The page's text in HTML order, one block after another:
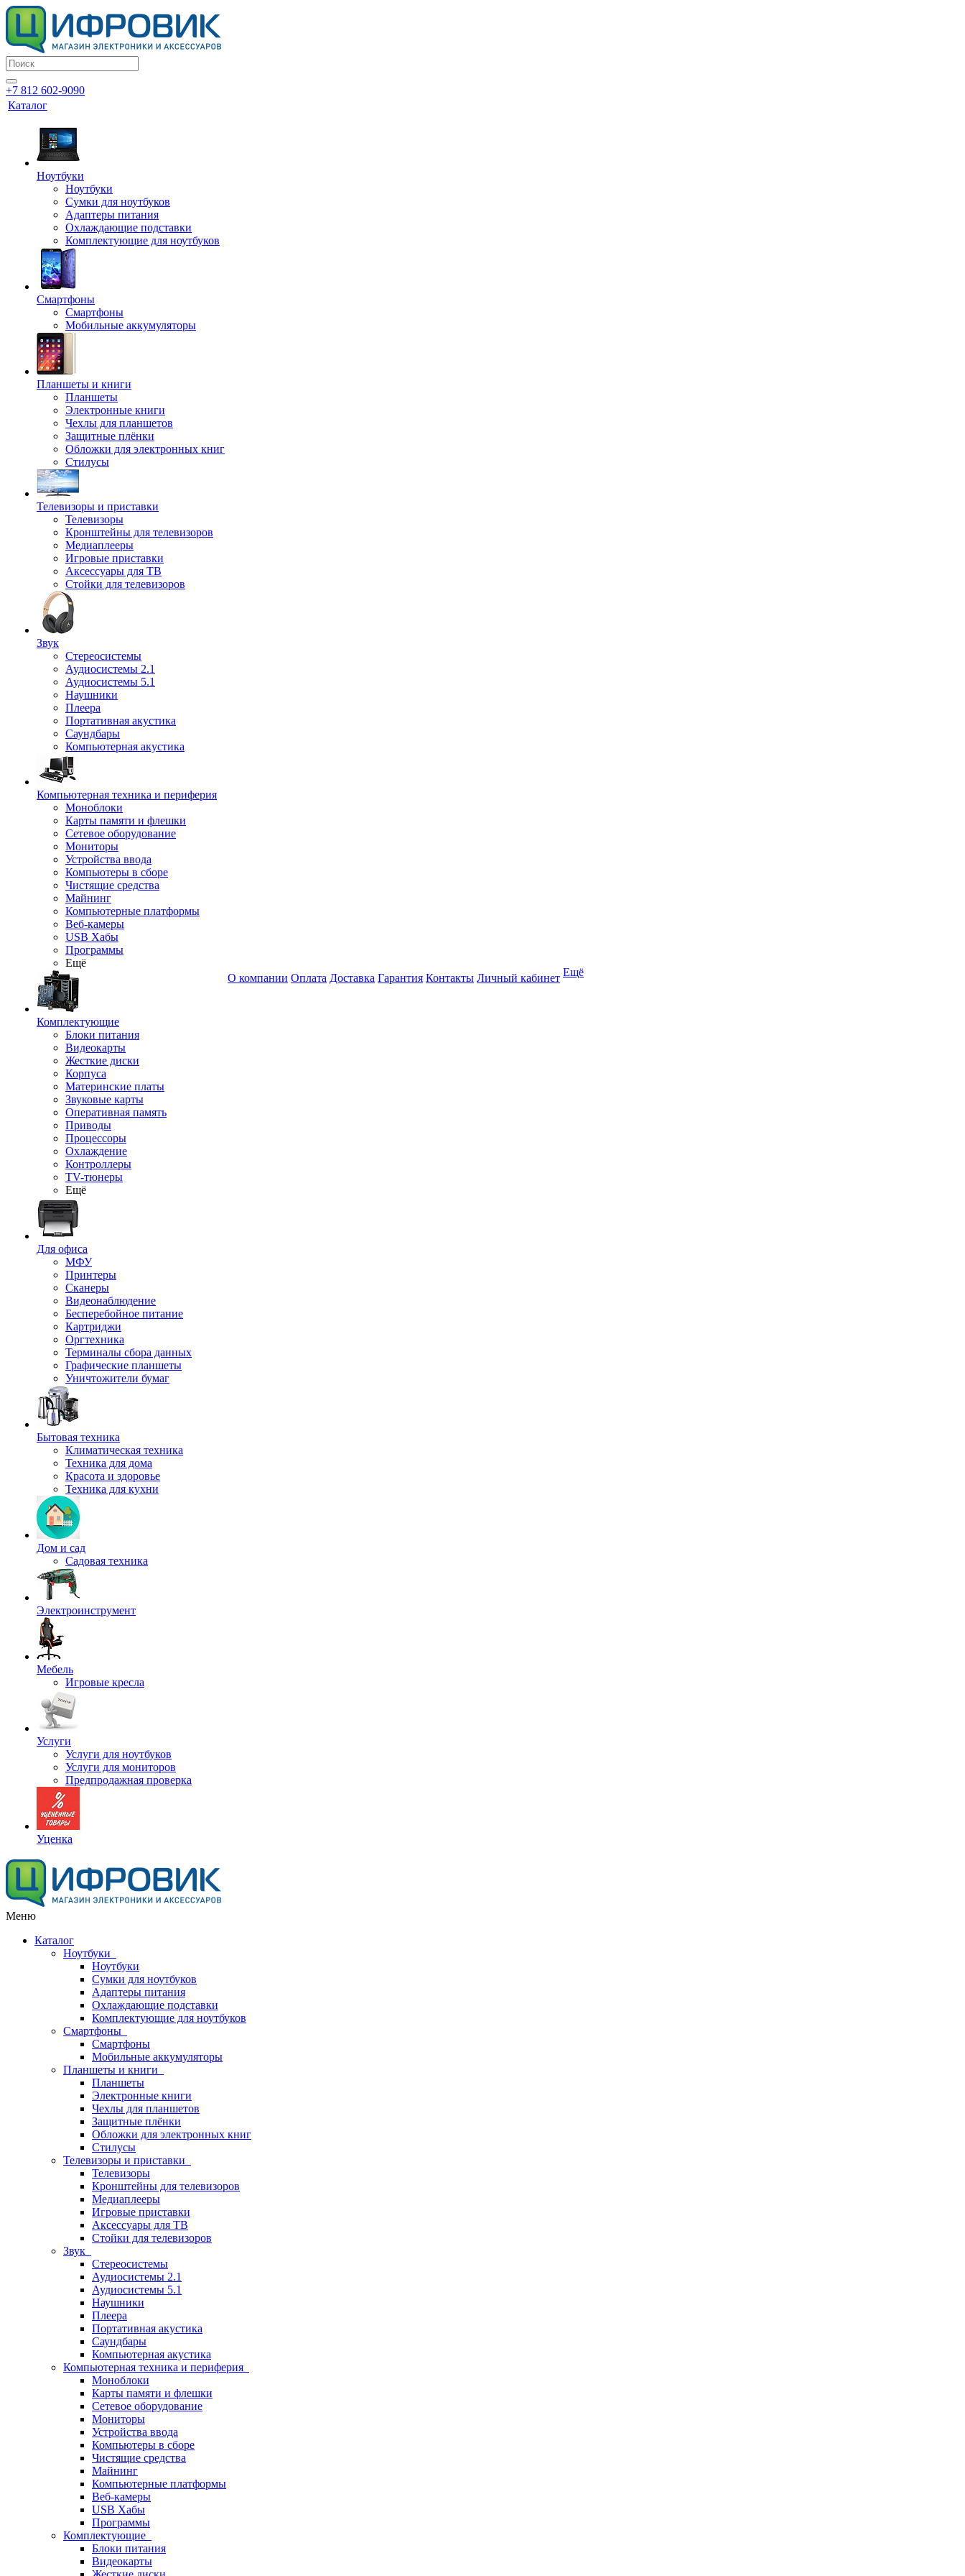
+7 812 602-9090
Каталог
Ноутбуки
Ноутбуки
Сумки для ноутбуков
Адаптеры питания
Охлаждающие подставки
Комплектующие для ноутбуков
Смартфоны
Смартфоны
Мобильные аккумуляторы
Планшеты и книги
Планшеты
Электронные книги
Чехлы для планшетов
Защитные плёнки
Обложки для электронных книг
Стилусы
Телевизоры и приставки
Телевизоры
Кронштейны для телевизоров
Медиаплееры
Игровые приставки
Аксессуары для ТВ
Стойки для телевизоров
Звук
Стереосистемы
Аудиосистемы 2.1
Аудиосистемы 5.1
Наушники
Плеера
Портативная акустика
Саундбары
Компьютерная акустика
Компьютерная техника и периферия
Моноблоки
Карты памяти и флешки
Сетевое оборудование
Мониторы
Устройства ввода
Компьютеры в сборе
Чистящие средства
Майнинг
Компьютерные платформы
Веб-камеры
USB Хабы
Программы
Ещё
Комплектующие
Блоки питания
Видеокарты
Жесткие диски
Корпуса
Материнские платы
Звуковые карты
Оперативная память
Приводы
Процессоры
Охлаждение
Контроллеры
TV-тюнеры
Ещё
Для офиса
МФУ
Принтеры
Сканеры
Видеонаблюдение
Бесперебойное питание
Картриджи
Оргтехника
Терминалы сбора данных
Графические планшеты
Уничтожители бумаг
Бытовая техника
Климатическая техника
Техника для дома
Красота и здоровье
Техника для кухни
Дом и сад
Садовая техника
Электроинструмент
Мебель
Игровые кресла
Услуги
Услуги для ноутбуков
Услуги для мониторов
Предпродажная проверка
Уценка
О компании Оплата Доставка Гарантия Контакты Личный кабинет Ещё
Меню
Каталог
Ноутбуки
Ноутбуки
Сумки для ноутбуков
Адаптеры питания
Охлаждающие подставки
Комплектующие для ноутбуков
Смартфоны
Смартфоны
Мобильные аккумуляторы
Планшеты и книги
Планшеты
Электронные книги
Чехлы для планшетов
Защитные плёнки
Обложки для электронных книг
Стилусы
Телевизоры и приставки
Телевизоры
Кронштейны для телевизоров
Медиаплееры
Игровые приставки
Аксессуары для ТВ
Стойки для телевизоров
Звук
Стереосистемы
Аудиосистемы 2.1
Аудиосистемы 5.1
Наушники
Плеера
Портативная акустика
Саундбары
Компьютерная акустика
Компьютерная техника и периферия
Моноблоки
Карты памяти и флешки
Сетевое оборудование
Мониторы
Устройства ввода
Компьютеры в сборе
Чистящие средства
Майнинг
Компьютерные платформы
Веб-камеры
USB Хабы
Программы
Комплектующие
Блоки питания
Видеокарты